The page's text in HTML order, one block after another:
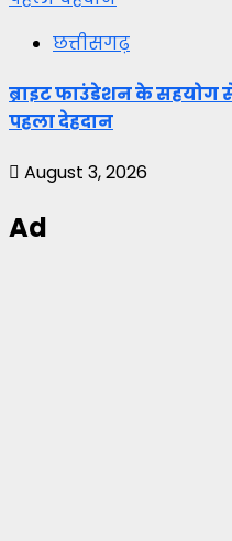
छत्तीसगढ़
ब्राइट फाउंडेशन के
पहला देहदान
August 3, 2026
Ad